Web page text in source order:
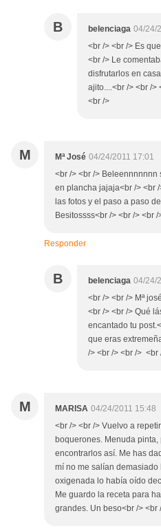
B belenciaga 04/24/
<br /> <br /> Es
<br /> Le
disfrutarlos en
ajito....<br /> <br />
<br />
M Mª José 04/24/2011 17:01
<br /> <br /> Beleennnnnnn
en plancha jajaja<br /> <br
las fotos y el paso a paso
Besitossss<br /> <br /> <br /
Responder
B belenciaga 04/24/
<br /> <br /> Mª
<br /> <br /> Qué
encantado tu
que eras
/> <br /> <br /> <br
M MARISA 04/24/2011 15:48
<br /> <br /> Vuelvo a
boquerones. Menuda pinta,
encontrarlos así. Me has
mí no me salían
oxigenada lo había oído
Me guardo la receta para
grandes. Un beso<br /> <br